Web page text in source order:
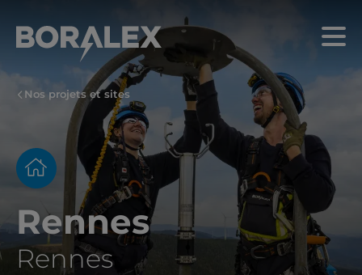
contenu
Menu
Nos projets et sites
Rennes
Rennes